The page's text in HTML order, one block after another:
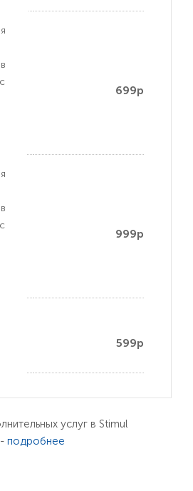
699р
999р
599р
услуг в Stimul
подробнее